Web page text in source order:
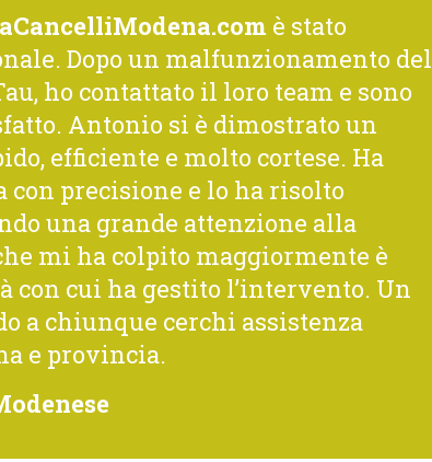
è stato
Dopo un malfunzionamento del
ho contattato il loro team e sono
Antonio si è dimostrato un
efficiente e molto cortese. Ha
precisione e lo ha risolto
una grande attenzione alla
mi ha colpito maggiormente è
con cui ha gestito l’intervento. Un
a chiunque cerchi assistenza
e provincia.